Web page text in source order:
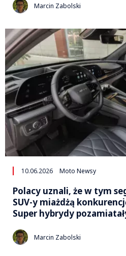
Marcin Zabolski
10.06.2026 Moto Newsy
Polacy uznali, że w tym
SUV-y miażdżą
Super hybrydy
Marcin Zabolski